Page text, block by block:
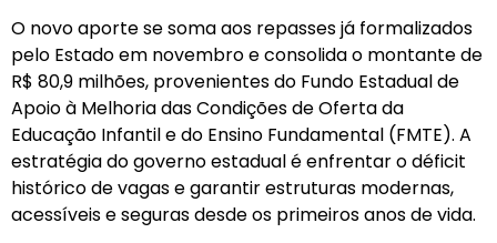
O novo aporte se soma aos repasses já formalizados
pelo Estado em novembro e consolida o montante de
R$ 80,9 milhões, provenientes do Fundo Estadual de
Apoio à Melhoria das Condições de Oferta da
Educação Infantil e do Ensino Fundamental (FMTE). A
estratégia do governo estadual é enfrentar o déficit
histórico de vagas e garantir estruturas modernas,
acessíveis e seguras desde os primeiros anos de vida.